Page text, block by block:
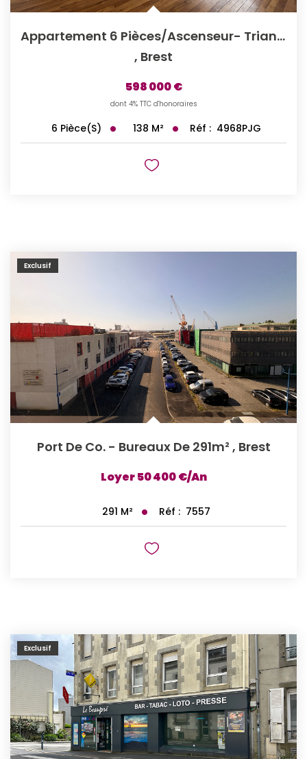
Appartement 6 Pièces/ascenseur- Triangle D'Or
, Brest
598 000 €
dont 4% TTC d'honoraires
6 Pièce(s) 138 M² Réf : 4968PJG
Exclusif
Port De Co. - Bureaux De 291m² , Brest
Loyer 50 400 €/an
291 M² Réf : 7557
Exclusif